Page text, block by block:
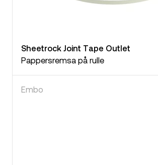
Sheetrock Joint Tape Outlet
Pappersremsa på rulle
Embo